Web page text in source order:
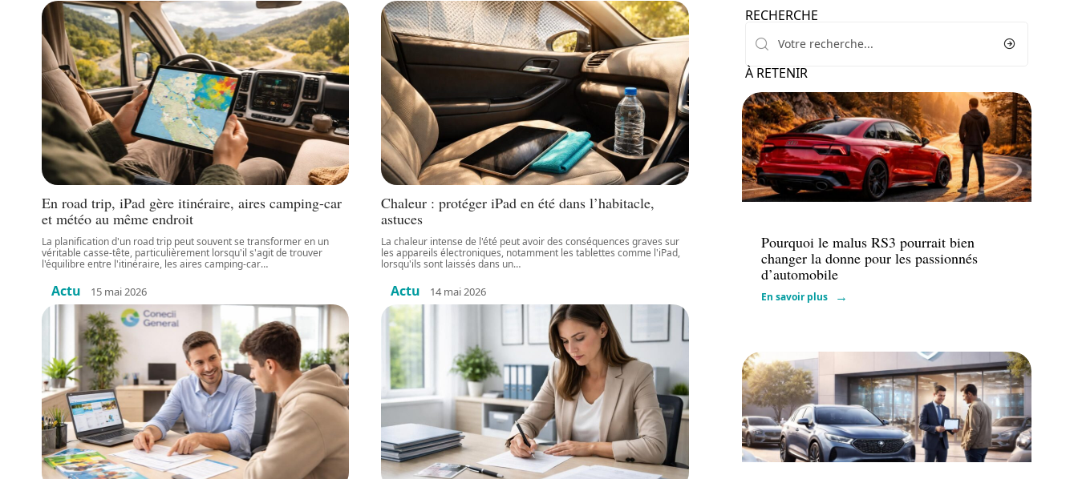
En road trip, iPad gère itinéraire, aires camping-car
et météo au même endroit
La planification d'un road trip peut souvent se transformer en un
véritable casse-tête, particulièrement lorsqu'il s'agit de trouver
l'équilibre entre l'itinéraire, les aires camping-car…
Actu 15 mai 2026
Chaleur : protéger iPad en été dans l’habitacle,
astuces
La chaleur intense de l'été peut avoir des conséquences graves sur
les appareils électroniques, notamment les tablettes comme l'iPad,
lorsqu'ils sont laissés dans un…
Actu 14 mai 2026
RECHERCHE
À RETENIR
Administratif
Pourquoi le malus RS3 pourrait bien
changer la donne pour les passionnés
d’automobile
En savoir plus
Assurance